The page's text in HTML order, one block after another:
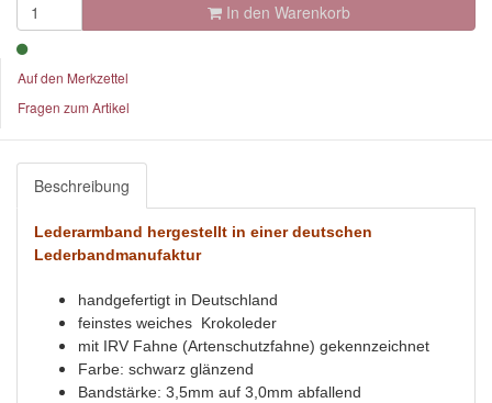
In den Warenkorb
Auf den Merkzettel
Fragen zum Artikel
Beschreibung
Lederarmband hergestellt in einer deutschen
Lederbandmanufaktur
handgefertigt in Deutschland
feinstes weiches Krokoleder
mit IRV Fahne (Artenschutzfahne) gekennzeichnet
Farbe: schwarz glänzend
Bandstärke: 3,5mm auf 3,0mm abfallend